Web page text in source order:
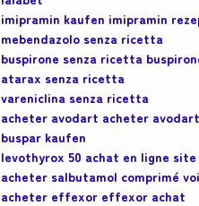
imipramin kaufen imipramin
mebendazolo senza ricetta
buspirone senza ricetta
atarax senza ricetta
vareniclina senza ricetta
acheter avodart acheter
buspar kaufen
levothyrox 50 achat en ligne
acheter salbutamol comprimé
acheter effexor effexor achat